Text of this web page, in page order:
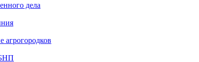
дела
агрогородков